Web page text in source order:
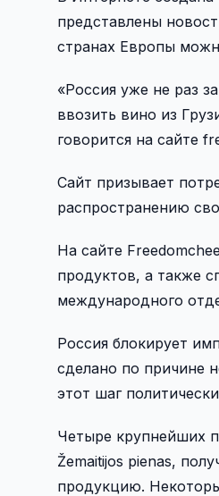
представлены
странах Европы
«Россия уже не раз
ввозить вино из
говорится на сайте
Сайт призывает
распространению
На сайте
продуктов, а также
международного
Россия блокирует
сделано по причине
этот шаг
Четыре крупнейших
Žemaitijos pienas,
продукцию.